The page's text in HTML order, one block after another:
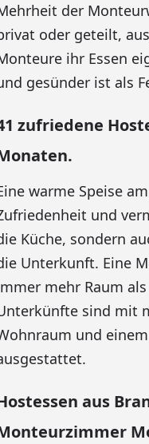
der
oder geteilt,
ihr Essen
gesünder ist als
zufriedene
warme Speise
und
Küche, sondern
Unterkunft. Eine
mehr Raum
sind mit
und
aus